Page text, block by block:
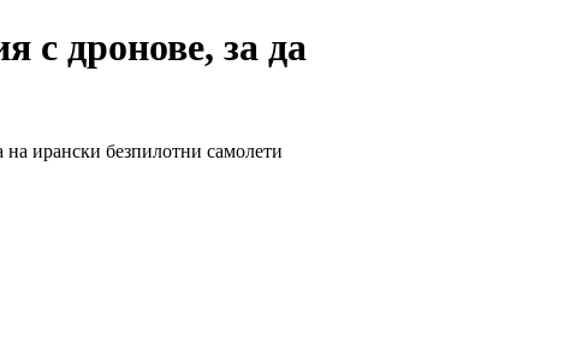
с дронове, за да
ирански безпилотни самолети